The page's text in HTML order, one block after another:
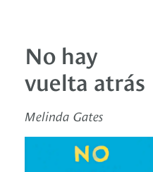
No hay
vuelta atrás
Melinda Gates